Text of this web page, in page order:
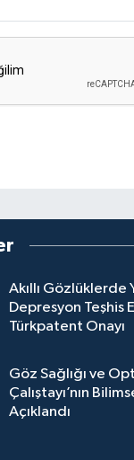
Akıllı Gözlüklerde
Depresyon Teşhis
Türkpatent Onayı
Göz Sağlığı ve
Çalıştayı’nın
Açıklandı